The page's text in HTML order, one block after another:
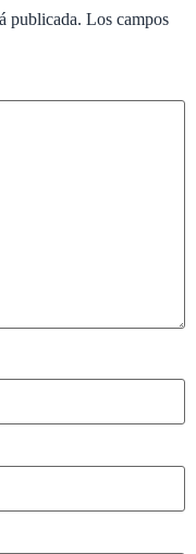
publicada. Los campos